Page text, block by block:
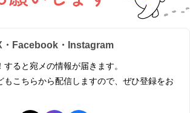
・Facebook・Instagram
ると宛メの情報が届きます。
もこちらから配信しますので、ぜひ登録をお